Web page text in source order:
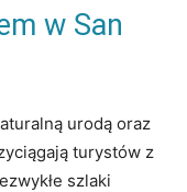
w ⁢San
urodą oraz
‌turystów z
szlaki